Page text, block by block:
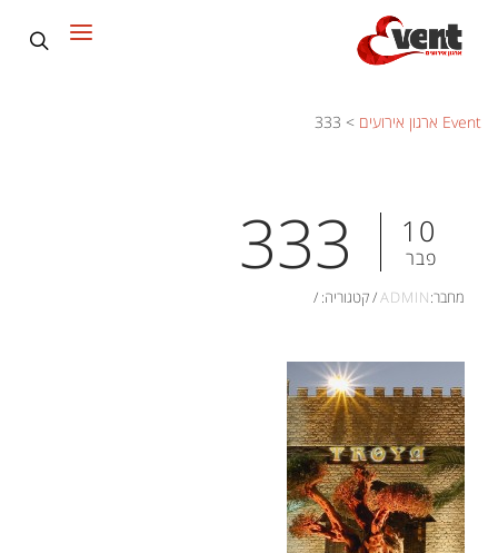
Event ארגון אירועים >
333
10
פבר 333
מחבר:ADMIN
/קטגוריה: /